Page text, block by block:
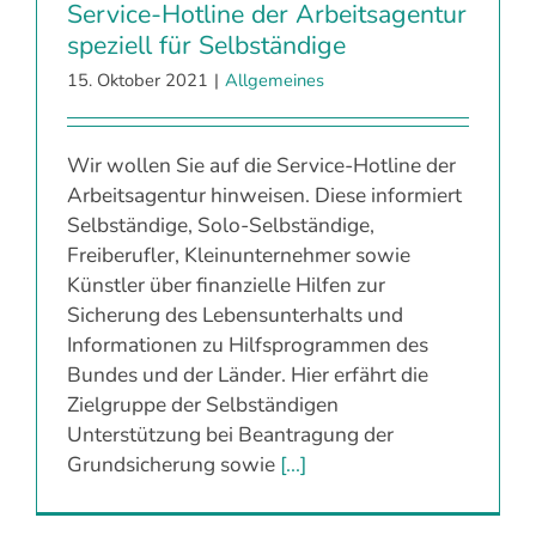
Service-Hotline der Arbeitsagentur
speziell für Selbständige
15. Oktober 2021 | Allgemeines
Wir wollen Sie auf die Service-Hotline der
Arbeitsagentur hinweisen. Diese informiert
Selbständige, Solo-Selbständige,
Freiberufler, Kleinunternehmer sowie
Künstler über finanzielle Hilfen zur
Sicherung des Lebensunterhalts und
Informationen zu Hilfsprogrammen des
Bundes und der Länder. Hier erfährt die
Zielgruppe der Selbständigen
Unterstützung bei Beantragung der
Grundsicherung sowie [...]